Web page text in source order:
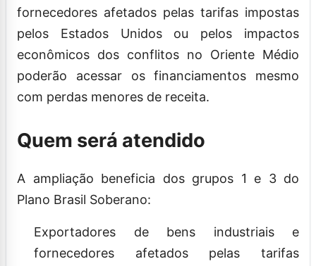
fornecedores afetados pelas tarifas impostas
pelos Estados Unidos ou pelos impactos
econômicos dos conflitos no Oriente Médio
poderão acessar os financiamentos mesmo
com perdas menores de receita.
Quem será atendido
A ampliação beneficia dos grupos 1 e 3 do
Plano Brasil Soberano:
Exportadores de bens industriais e
fornecedores afetados pelas tarifas